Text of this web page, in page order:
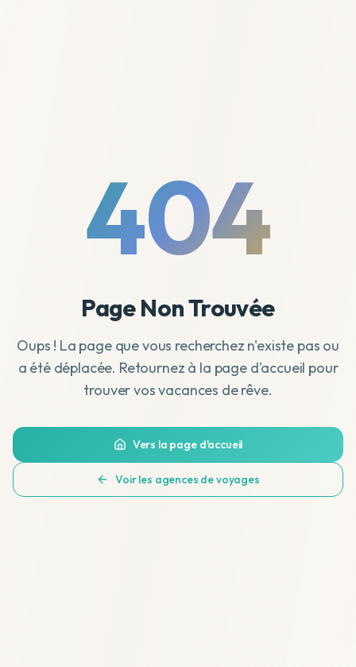
404
Page Non Trouvée
Oups ! La page que vous recherchez n'existe pas ou
a été déplacée. Retournez à la page d'accueil pour
trouver vos vacances de rêve.
Vers la page d'accueil
Voir les agences de voyages